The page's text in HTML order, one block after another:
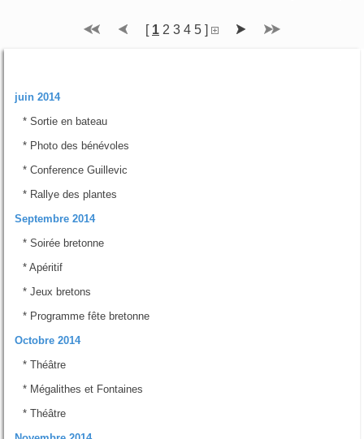
[ 1 2 3 4 5 ]
juin 2014
* Sortie en bateau
* Photo des bénévoles
* Conference Guillevic
* Rallye des plantes
Septembre 2014
* Soirée bretonne
* Apéritif
* Jeux bretons
* Programme fête bretonne
Octobre 2014
* Théâtre
* Mégalithes et Fontaines
* Théâtre